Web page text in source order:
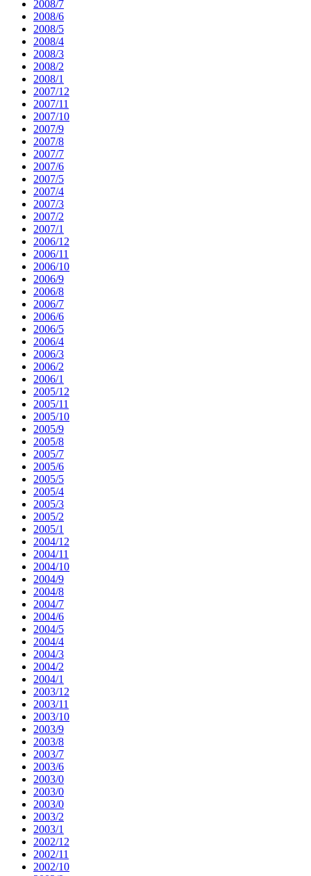
2008/7
2008/6
2008/5
2008/4
2008/3
2008/2
2008/1
2007/12
2007/11
2007/10
2007/9
2007/8
2007/7
2007/6
2007/5
2007/4
2007/3
2007/2
2007/1
2006/12
2006/11
2006/10
2006/9
2006/8
2006/7
2006/6
2006/5
2006/4
2006/3
2006/2
2006/1
2005/12
2005/11
2005/10
2005/9
2005/8
2005/7
2005/6
2005/5
2005/4
2005/3
2005/2
2005/1
2004/12
2004/11
2004/10
2004/9
2004/8
2004/7
2004/6
2004/5
2004/4
2004/3
2004/2
2004/1
2003/12
2003/11
2003/10
2003/9
2003/8
2003/7
2003/6
2003/0
2003/0
2003/0
2003/2
2003/1
2002/12
2002/11
2002/10